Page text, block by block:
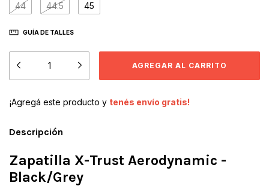
44 44.5 45
GUÍA DE TALLES
¡Agregá este producto y tenés envío gratis!
Descripción
Zapatilla X-Trust Aerodynamic -
Black/Grey